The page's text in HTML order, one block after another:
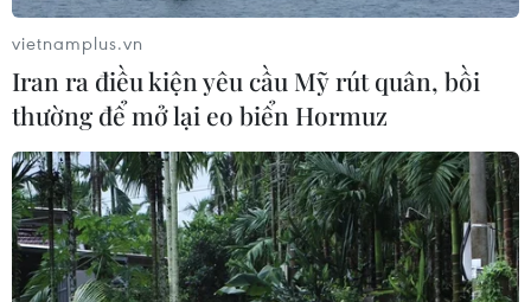
vietnamplus.vn
Iran ra điều kiện yêu cầu Mỹ rút quân, bồi
thường để mở lại eo biển Hormuz